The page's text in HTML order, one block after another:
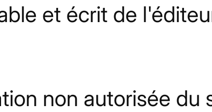
et écrit de
non autorisée du